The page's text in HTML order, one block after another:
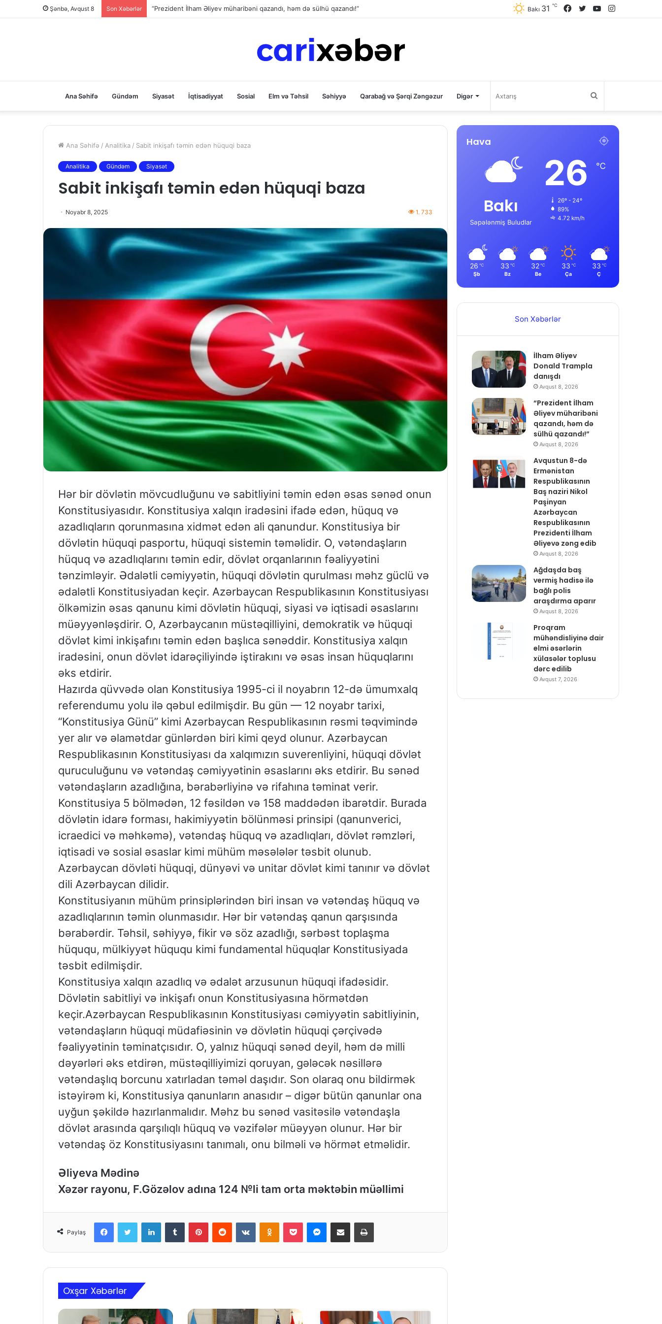
Şənbə, Avqust 8 Son Xəbərlər “Prezident İlham Əliyev müharibəni qazandı, həm də sülhü qazandı!” YouTube
Twitter
Facebook
Bakı 31 ℃
Ana Səhifə Gündəm Siyasət İqtisadiyyat Sosial Elm və Təhsil Səhiyyə Qarabağ və Şərqi Zəngəzur Digər Axtarış
Ana Səhifə / Analitika / Sabit inkişafı təmin edən hüquqi baza
Analitika Gündəm Siyasət
Sabit inkişafı təmin edən hüquqi baza
Noyabr 8, 2025 1. 733
Hər bir dövlətin mövcudluğunu və sabitliyini təmin edən əsas sənəd onun
Konstitusiyasıdır. Konstitusiya xalqın iradəsini ifadə edən, hüquq və
azadlıqların qorunmasına xidmət edən ali qanundur. Konstitusiya bir
dövlətin hüquqi pasportu, hüquqi sistemin təməlidir. O, vətəndaşların
hüquq və azadlıqlarını təmin edir, dövlət orqanlarının fəaliyyətini
tənzimləyir. Ədalətli cəmiyyətin, hüquqi dövlətin qurulması məhz güclü və
ədalətli Konstitusiyadan keçir. Azərbaycan Respublikasının Konstitusiyası
ölkəmizin əsas qanunu kimi dövlətin hüquqi, siyasi və iqtisadi əsaslarını
müəyyənləşdirir. O, Azərbaycanın müstəqilliyini, demokratik və hüquqi
dövlət kimi inkişafını təmin edən başlıca sənəddir. Konstitusiya xalqın
iradəsini, onun dövlət idarəçiliyində iştirakını və əsas insan hüquqlarını
əks etdirir.
Hazırda qüvvədə olan Konstitusiya 1995-ci il noyabrın 12-də ümumxalq
referendumu yolu ilə qəbul edilmişdir. Bu gün — 12 noyabr tarixi,
“Konstitusiya Günü” kimi Azərbaycan Respublikasının rəsmi təqvimində
yer alır və əlamətdar günlərdən biri kimi qeyd olunur. Azərbaycan
Respublikasının Konstitusiyası da xalqımızın suverenliyini, hüquqi dövlət
quruculuğunu və vətəndaş cəmiyyətinin əsaslarını əks etdirir. Bu sənəd
vətəndaşların azadlığına, bərabərliyinə və rifahına təminat verir.
Konstitusiya 5 bölmədən, 12 fəsildən və 158 maddədən ibarətdir. Burada
dövlətin idarə forması, hakimiyyətin bölünməsi prinsipi (qanunverici,
icraedici və məhkəmə), vətəndaş hüquq və azadlıqları, dövlət rəmzləri,
iqtisadi və sosial əsaslar kimi mühüm məsələlər təsbit olunub.
Azərbaycan dövləti hüquqi, dünyəvi və unitar dövlət kimi tanınır və dövlət
dili Azərbaycan dilidir.
Konstitusiyanın mühüm prinsiplərindən biri insan və vətəndaş hüquq və
azadlıqlarının təmin olunmasıdır. Hər bir vətəndaş qanun qarşısında
bərabərdir. Təhsil, səhiyyə, fikir və söz azadlığı, sərbəst toplaşma
hüququ, mülkiyyət hüququ kimi fundamental hüquqlar Konstitusiyada
təsbit edilmişdir.
Konstitusiya xalqın azadlıq və ədalət arzusunun hüquqi ifadəsidir.
Dövlətin sabitliyi və inkişafı onun Konstitusiyasına hörmətdən
keçir.Azərbaycan Respublikasının Konstitusiyası cəmiyyətin sabitliyinin,
vətəndaşların hüquqi müdafiəsinin və dövlətin hüquqi çərçivədə
fəaliyyətinin təminatçısıdır. O, yalnız hüquqi sənəd deyil, həm də milli
dəyərləri əks etdirən, müstəqilliyimizi qoruyan, gələcək nəsillərə
vətəndaşlıq borcunu xatırladan təməl daşıdır. Son olaraq onu bildirmək
istəyirəm ki, Konstitusiya qanunların anasıdır – digər bütün qanunlar ona
uyğun şəkildə hazırlanmalıdır. Məhz bu sənəd vasitəsilə vətəndaşla
dövlət arasında qarşılıqlı hüquq və vəzifələr müəyyən olunur. Hər bir
vətəndaş öz Konstitusiyasını tanımalı, onu bilməli və hörmət etməlidir.
Əliyeva Mədinə
Xəzər rayonu, F.Gözəlov adına 124 №li tam orta məktəbin müəllimi
Paylaş
Oxşar Xəbərlər
Hava
Bakı
Səpələnmiş Buludlar
26 ℃
26º - 24º
89%
4.72 km/h
26 ℃
Şb
33 ℃
Bz
32 ℃
Be
33 ℃
Ça
33 ℃
Ç
Son Xəbərlər
İlham Əliyev
Donald Trampla
danışdı
Avqust 8, 2026
“Prezident İlham
Əliyev müharibəni
qazandı, həm də
sülhü qazandı!”
Avqust 8, 2026
Avqustun 8-də
Ermənistan
Respublikasının
Baş naziri Nikol
Paşinyan
Azərbaycan
Respublikasının
Prezidenti İlham
Əliyevə zəng edib
Avqust 8, 2026
Ağdaşda baş
vermiş hadisə ilə
bağlı polis
araşdırma aparır
Avqust 8, 2026
Proqram
mühəndisliyinə dair
elmi əsərlərin
xülasələr toplusu
dərc edilib
Avqust 7, 2026